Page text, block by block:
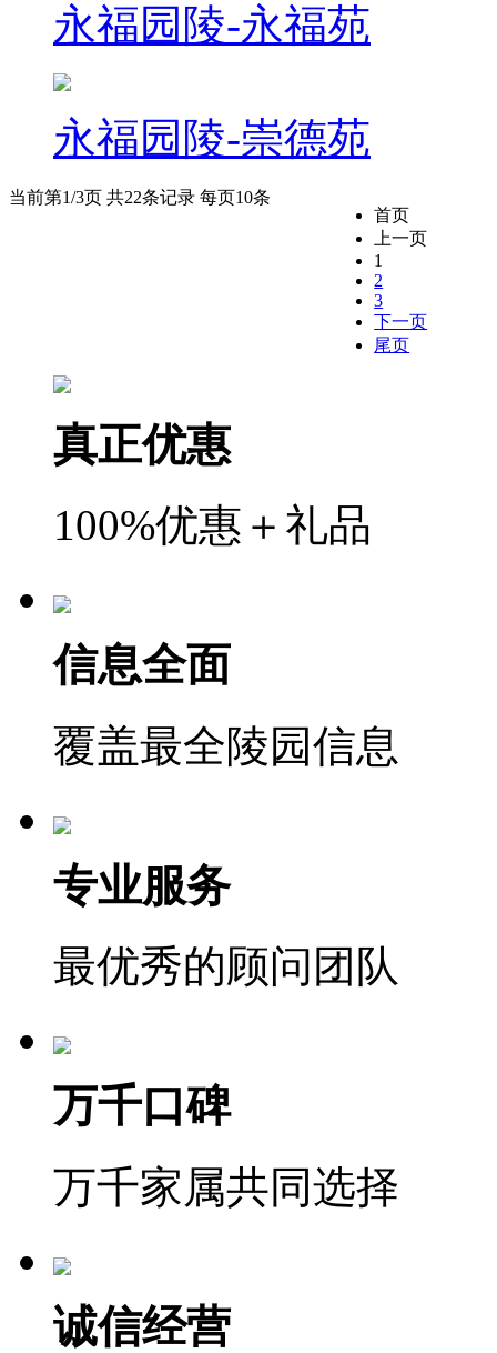
永福园陵-永福苑
永福园陵-崇德苑
当前第1/3页 共22条记录 每页10条
首页
上一页
1
2
3
下一页
尾页
真正优惠
100%优惠＋礼品
信息全面
覆盖最全陵园信息
专业服务
最优秀的顾问团队
万千口碑
万千家属共同选择
诚信经营